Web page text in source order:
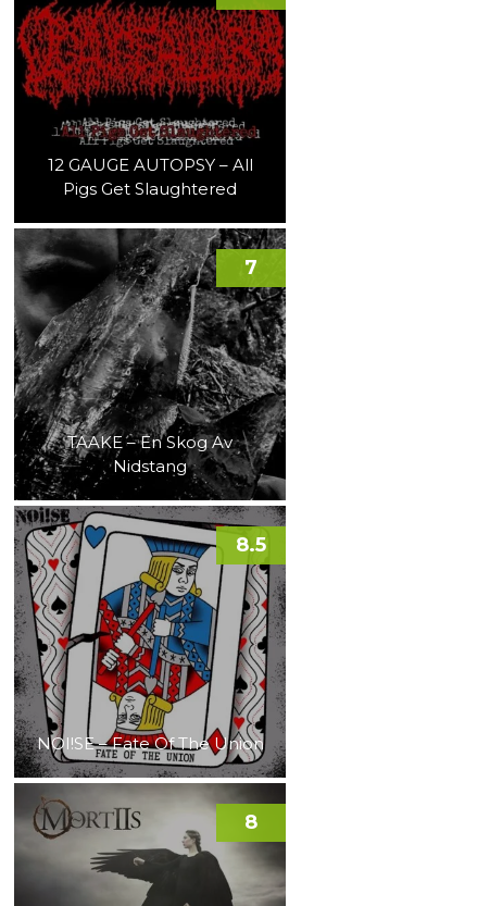
12 GAUGE AUTOPSY – All
Pigs Get Slaughtered
TAAKE – En Skog Av
Nidstang
7
NOI!SE – Fate Of The Union
8.5
8